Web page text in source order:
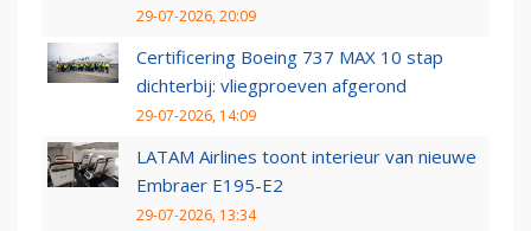
29-07-2026, 20:09
Certificering Boeing 737 MAX 10 stap
dichterbij: vliegproeven afgerond
29-07-2026, 14:09
LATAM Airlines toont interieur van nieuwe
Embraer E195-E2
29-07-2026, 13:34